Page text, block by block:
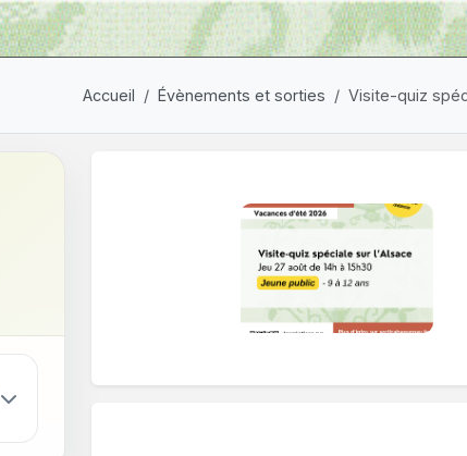
Accueil Évènements et sorties Visite-quiz